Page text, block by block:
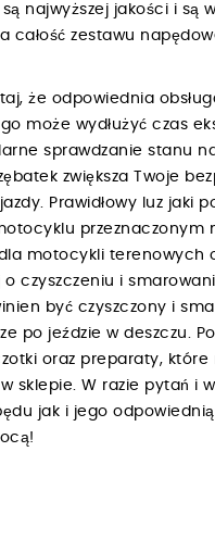
najwyższej jakości i są w
całość zestawu
że odpowiednia
może wydłużyć czas
sprawdzanie stanu
zwiększa Twoje
Prawidłowy luz jaki
przeznaczonym
motocykli terenowych
o czyszczeniu i
być czyszczony i
po jeździe w deszczu.
oraz preparaty, które
sklepie. W razie pytań i
jak i jego